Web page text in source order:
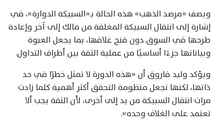
ويصف «مرصد الذهب» هذه الحالة بـ«السبيكة الدوارة»، في
إشارة إلى انتقال السبيكة المغلفة من مالك إلى آخر وإعادة
طرحها في السوق دون فتح غلافها، بما يجعل العبوة
وبياناتها جزءًا أساسيًا من عملية الثقة بين أطراف التداول.
ويؤكد وليد فاروق أن «هذه الدورة لا تمثل خطرًا في حد
ذاتها، لكنها تجعل منظومة التحقق أكثر أهمية كلما زادت
مرات انتقال السبيكة من يد إلى أخرى، لأن الثقة يجب ألا
تعتمد على الغلاف وحده».